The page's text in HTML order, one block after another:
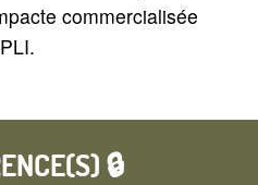
commercialisée
🔒